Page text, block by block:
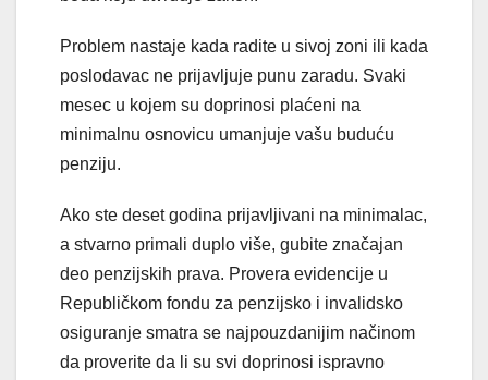
Problem nastaje kada radite u sivoj zoni ili kada
poslodavac ne prijavljuje punu zaradu. Svaki
mesec u kojem su doprinosi plaćeni na
minimalnu osnovicu umanjuje vašu buduću
penziju.
Ako ste deset godina prijavljivani na minimalac,
a stvarno primali duplo više, gubite značajan
deo penzijskih prava. Provera evidencije u
Republičkom fondu za penzijsko i invalidsko
osiguranje smatra se najpouzdanijim načinom
da proverite da li su svi doprinosi ispravno